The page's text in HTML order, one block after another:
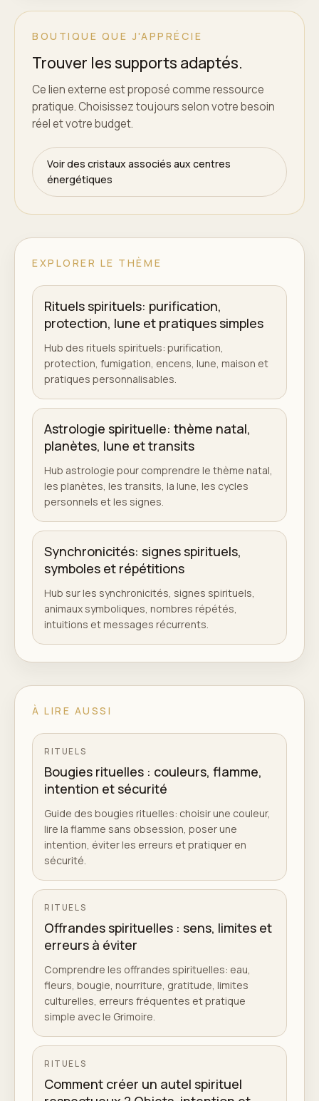
BOUTIQUE QUE J'APPRÉCIE
Trouver les supports adaptés.
Ce lien externe est proposé comme ressource
pratique. Choisissez toujours selon votre besoin
réel et votre budget.
Voir des cristaux associés aux centres
énergétiques
EXPLORER LE THÈME
Rituels spirituels: purification,
protection, lune et pratiques simples
Hub des rituels spirituels: purification,
protection, fumigation, encens, lune, maison et
pratiques personnalisables.
Astrologie spirituelle: thème natal,
planètes, lune et transits
Hub astrologie pour comprendre le thème natal,
les planètes, les transits, la lune, les cycles
personnels et les signes.
Synchronicités: signes spirituels,
symboles et répétitions
Hub sur les synchronicités, signes spirituels,
animaux symboliques, nombres répétés,
intuitions et messages récurrents.
À LIRE AUSSI
RITUELS
Bougies rituelles : couleurs, flamme,
intention et sécurité
Guide des bougies rituelles: choisir une couleur,
lire la flamme sans obsession, poser une
intention, éviter les erreurs et pratiquer en
sécurité.
RITUELS
Offrandes spirituelles : sens, limites et
erreurs à éviter
Comprendre les offrandes spirituelles: eau,
fleurs, bougie, nourriture, gratitude, limites
culturelles, erreurs fréquentes et pratique
simple avec le Grimoire.
RITUELS
Comment créer un autel spirituel